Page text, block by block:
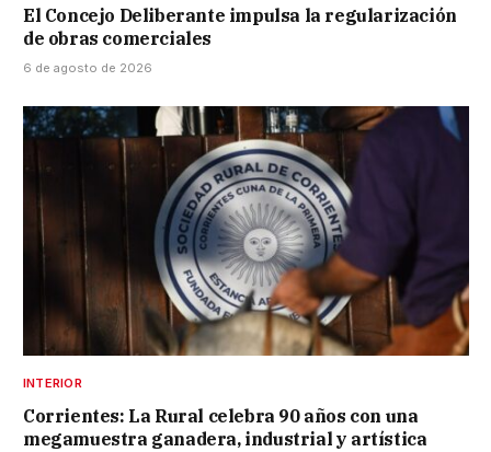
El Concejo Deliberante impulsa la regularización
de obras comerciales
6 de agosto de 2026
INTERIOR
Corrientes: La Rural celebra 90 años con una
megamuestra ganadera, industrial y artística